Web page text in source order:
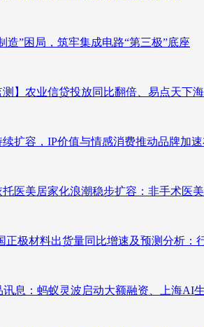
造”困局，筑牢集成电路“第三极”底座
测】农业信贷投放同比翻倍、易点天下
扩容，IP价值与情感消费推动品牌加
医美居家化浪潮稳步扩容：非手术医
正极材料出货量同比增速及预测分析
息：蚂蚁灵波启动大额融资、上海AI